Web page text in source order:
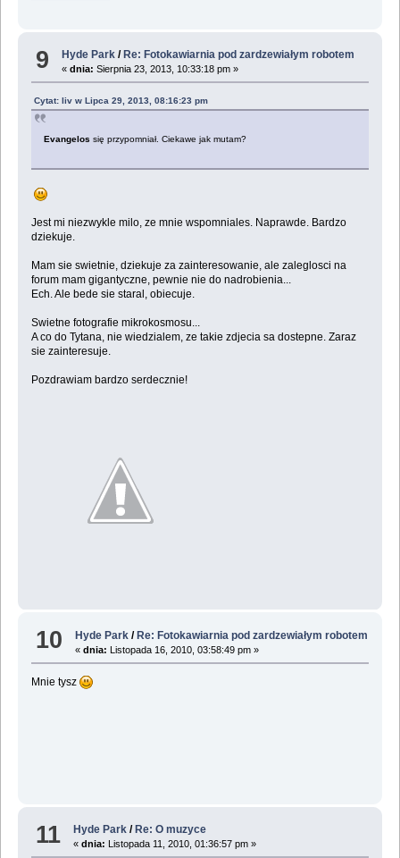
9 Hyde Park / Re: Fotokawiarnia pod zardzewiałym robotem
«dnia: Sierpnia 23, 2013, 10:33:18 pm »
Cytat: liv w Lipca 29, 2013, 08:16:23 pm
Evangelos się przypomniał. Ciekawe jak mutam?
Jest mi niezwykle milo, ze mnie wspomniales. Naprawde. Bardzo
dziekuje.
Mam sie swietnie, dziekuje za zainteresowanie, ale zaleglosci na
forum mam gigantyczne, pewnie nie do nadrobienia...
Ech. Ale bede sie staral, obiecuje.
Swietne fotografie mikrokosmosu...
A co do Tytana, nie wiedzialem, ze takie zdjecia sa dostepne. Zaraz
sie zainteresuje.
Pozdrawiam bardzo serdecznie!
10 Hyde Park /Re: Fotokawiarnia pod zardzewiałym robotem
«dnia: Listopada 16, 2010, 03:58:49 pm »
Mnie tysz
11 Hyde Park / Re: O muzyce
«dnia: Listopada 11, 2010, 01:36:57 pm »